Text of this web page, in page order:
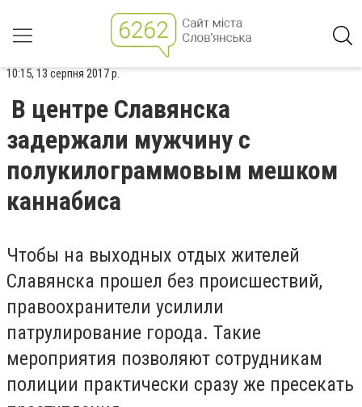
10:15, 13 серпня 2017 р.
В центре Славянска
задержали мужчину с
полукилограммовым мешком
каннабиса
Чтобы на выходных отдых жителей
Славянска прошел без происшествий,
правоохранители усилили
патрулирование города. Такие
мероприятия позволяют сотрудникам
полиции практически сразу же пресекать